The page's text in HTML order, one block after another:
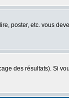
poster, etc. vous
des résultats). Si